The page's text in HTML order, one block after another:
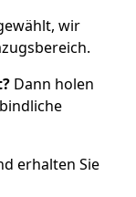
wir
Dann holen
erhalten Sie